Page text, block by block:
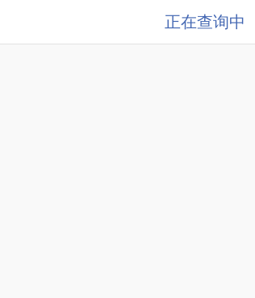
正在查询中